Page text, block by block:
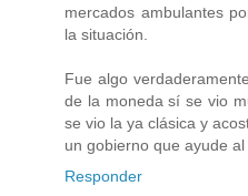
mercados ambulantes
la situación.
Fue algo
de la moneda sí se vio
se vio la ya clásica y
un gobierno que ayude al
Responder